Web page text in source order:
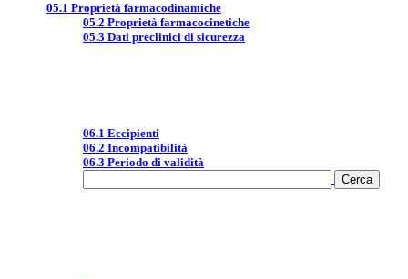
05.1 Proprietà farmacodinamiche
05.2 Proprietà farmacocinetiche
05.3 Dati preclinici di sicurezza
06.1 Eccipienti
06.2 Incompatibilità
06.3 Periodo di validità